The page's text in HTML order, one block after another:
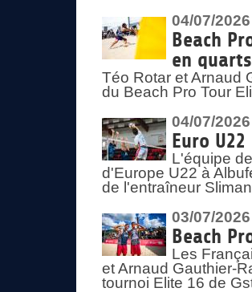
04/07/2026
Beach
en quarts
Téo Rotar et Arnaud
du Beach Pro Tour
04/07/2026
Euro
L'équipe
d'Europe U22 à
de l'entraîneur
03/07/2026
Beach
Les
et Arnaud Gauthier-
tournoi Elite 16 de